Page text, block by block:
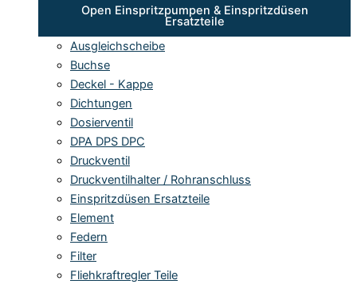
Open Einspritzpumpen & Einspritzdüsen
Ersatzteile
Ausgleichscheibe
Buchse
Deckel - Kappe
Dichtungen
Dosierventil
DPA DPS DPC
Druckventil
Druckventilhalter / Rohranschluss
Einspritzdüsen Ersatzteile
Element
Federn
Filter
Fliehkraftregler Teile